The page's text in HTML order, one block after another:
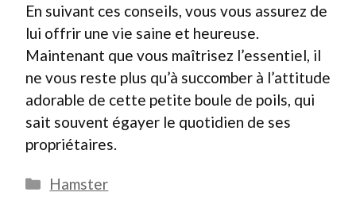
En suivant ces conseils, vous vous assurez de
lui offrir une vie saine et heureuse.
Maintenant que vous maîtrisez l’essentiel, il
ne vous reste plus qu’à succomber à l’attitude
adorable de cette petite boule de poils, qui
sait souvent égayer le quotidien de ses
propriétaires.
Catégories
Hamster